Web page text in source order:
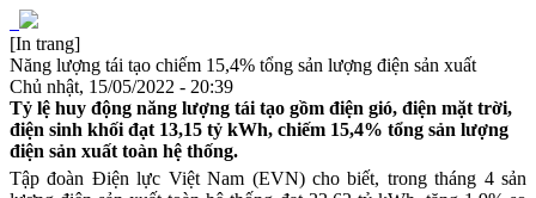
[In trang]
Năng lượng tái tạo chiếm 15,4% tổng sản lượng điện sản xuất
Chủ nhật, 15/05/2022 - 20:39
Tỷ lệ huy động năng lượng tái tạo gồm điện gió, điện mặt trời,
điện sinh khối đạt 13,15 tỷ kWh, chiếm 15,4% tổng sản lượng
điện sản xuất toàn hệ thống.
Tập đoàn Điện lực Việt Nam (EVN) cho biết, trong tháng 4 sản